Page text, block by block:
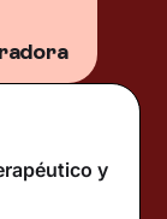
y